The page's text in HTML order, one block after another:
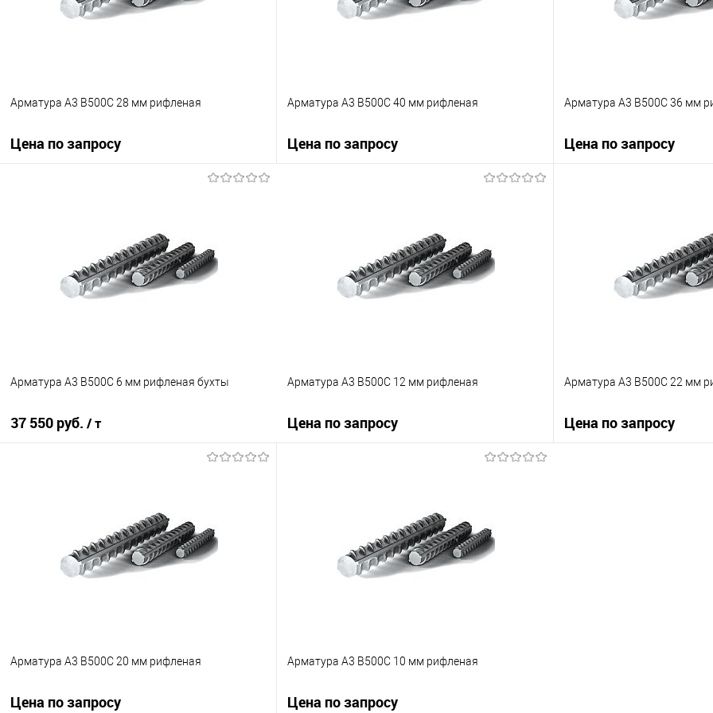
Арматура А3 B500С 28 мм рифленая
Цена по запросу
Сравнение
В избранное
Под заказ
Арматура А3 B500С 40 мм рифленая
Цена по запросу
Сравнение
В избранное
Под заказ
Арматура А3 B500С 36 мм
Цена по запросу
В избранное
Арматура А3 B500С 6 мм рифленая бухты
37 550 руб. / т
Сравнение
В избранное
Под заказ
Арматура А3 B500С 12 мм рифленая
Цена по запросу
Сравнение
В избранное
Под заказ
Арматура А3 B500С 22 мм
Цена по запросу
Арматура А3 B500С 20 мм рифленая
Цена по запросу
Арматура А3 B500С 10 мм рифленая
Цена по запросу